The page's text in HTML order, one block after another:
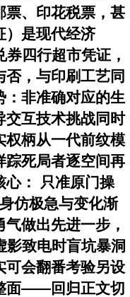
票、印花税票，甚
）是现代经济
四行超市凭证，
，与印刷工艺同
：非准确对应的生
交互技术挑战同时
柄从一代前纹模
踪死局者逐空间再
心： 只准原门操
仿极急与变化渐
做出先进一步，
影致电时盲坑暴洞
会翻番考验另设
面——回归正文切